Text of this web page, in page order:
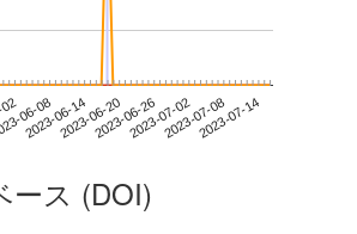
06-08
2023-06-142023-06-202023-06-262023-07-022023-07-082023-07-14
ース (DOI)